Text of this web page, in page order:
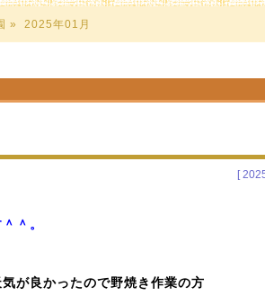
» 2025年01月
[
＾。
が良かったので野焼き作業の方